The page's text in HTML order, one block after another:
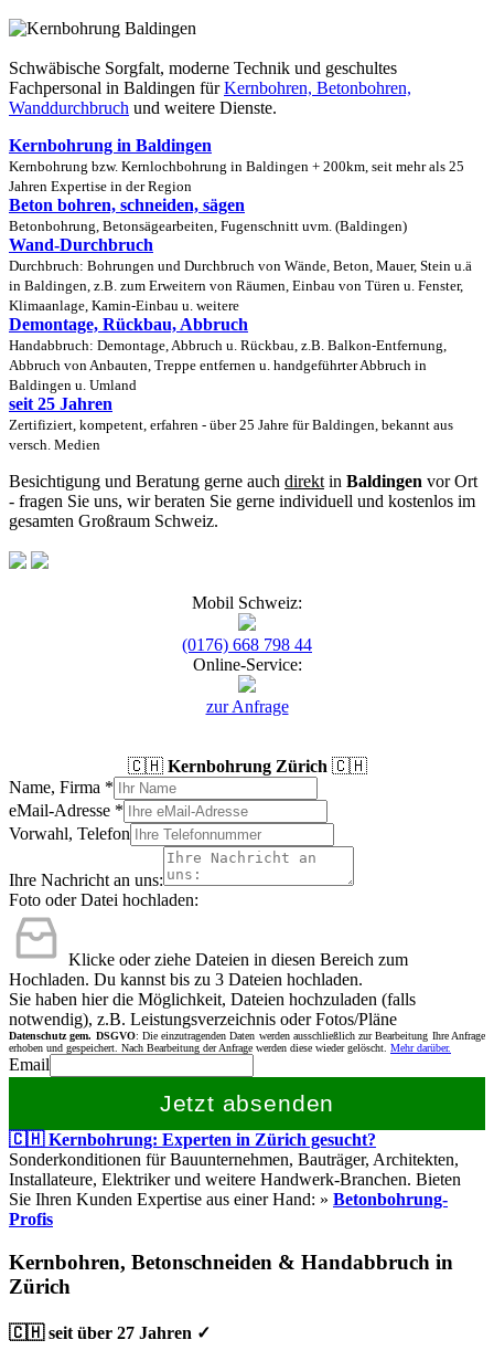
Schwäbische Sorgfalt, moderne Technik und geschultes
Fachpersonal in Baldingen fürKernbohren, Betonbohren,
Wanddurchbruch und weitere Dienste.
Kernbohrung in Baldingen
Kernbohrung bzw. Kernlochbohrung in Baldingen + 200km, seit mehr als 25
Jahren Expertise in der Region
Beton bohren, schneiden, sägen
Betonbohrung, Betonsägearbeiten, Fugenschnitt uvm. (Baldingen)
Wand-Durchbruch
Durchbruch: Bohrungen und Durchbruch von Wände, Beton, Mauer, Stein u.ä
in Baldingen, z.B. zum Erweitern von Räumen, Einbau von Türen u. Fenster,
Klimaanlage, Kamin-Einbau u. weitere
Demontage, Rückbau, Abbruch
Handabbruch: Demontage, Abbruch u. Rückbau, z.B. Balkon-Entfernung,
Abbruch von Anbauten, Treppe entfernen u. handgeführter Abbruch in
Baldingen u. Umland
seit 25 Jahren
Zertifiziert, kompetent, erfahren - über 25 Jahre für Baldingen, bekannt aus
versch. Medien
Besichtigung und Beratung gerne auch direkt in Baldingen vor Ort
- fragen Sie uns, wir beraten Sie gerne individuell und kostenlos im
gesamten Großraum Schweiz.
Mobil Schweiz:
(0176) 668 798 44
Online-Service:
zur Anfrage
🇨🇭 Kernbohrung Zürich 🇨🇭
Name, Firma *
eMail-Adresse *
Vorwahl, Telefon
Ihre Nachricht an uns:
Foto oder Datei hochladen:
Klicke oder ziehe Dateien in diesen Bereich zum
Hochladen. Du kannst bis zu 3 Dateien hochladen.
Sie haben hier die Möglichkeit, Dateien hochzuladen (falls
notwendig), z.B. Leistungsverzeichnis oder Fotos/Pläne
Datenschutz gem. DSGVO: Die einzutragenden Daten werden ausschließlich zur Bearbeitung Ihre Anfrage
erhoben und gespeichert. Nach Bearbeitung der Anfrage werden diese wieder gelöscht. Mehr darüber.
Email
Jetzt absenden
🇨🇭 Kernbohrung: Experten in Zürich gesucht?
Sonderkonditionen für Bauunternehmen, Bauträger, Architekten,
Installateure, Elektriker und weitere Handwerk-Branchen. Bieten
Sie Ihren Kunden Expertise aus einer Hand: » Betonbohrung-
Profis
Kernbohren, Betonschneiden & Handabbruch in
Zürich
🇨🇭 seit über 27 Jahren ✓